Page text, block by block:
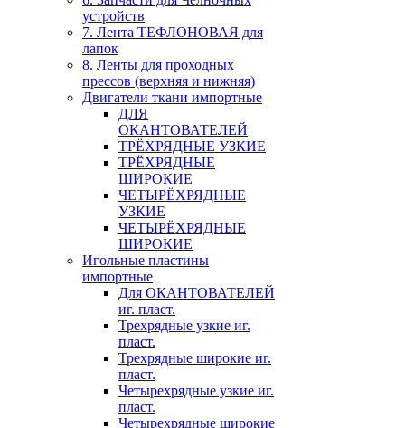
устройств
7. Лента ТЕФЛОНОВАЯ для
лапок
8. Ленты для проходных
прессов (верхняя и нижняя)
Двигатели ткани импортные
ДЛЯ
ОКАНТОВАТЕЛЕЙ
ТРЁХРЯДНЫЕ УЗКИЕ
ТРЁХРЯДНЫЕ
ШИРОКИЕ
ЧЕТЫРЁХРЯДНЫЕ
УЗКИЕ
ЧЕТЫРЁХРЯДНЫЕ
ШИРОКИЕ
Игольные пластины
импортные
Для ОКАНТОВАТЕЛЕЙ
иг. пласт.
Трехрядные узкие иг.
пласт.
Трехрядные широкие иг.
пласт.
Четырехрядные узкие иг.
пласт.
Четырехрядные широкие